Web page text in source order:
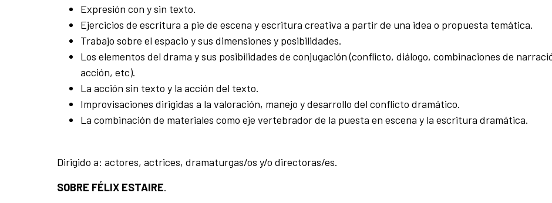
Expresión con y sin texto.
Ejercicios de escritura a pie de escena y escritura creativa a partir de una idea o propuesta temática.
Trabajo sobre el espacio y sus dimensiones y posibilidades.
Los elementos del drama y sus posibilidades de conjugación (conflicto, diálogo, combinaciones de
acción, etc).
La acción sin texto y la acción del texto.
Improvisaciones dirigidas a la valoración, manejo y desarrollo del conflicto dramático.
La combinación de materiales como eje vertebrador de la puesta en escena y la escritura dramática.
Dirigido a: actores, actrices, dramaturgas/os y/o directoras/es.
SOBRE FÉLIX ESTAIRE.